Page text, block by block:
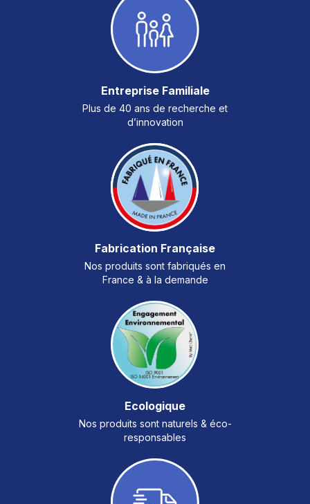
Entreprise Familiale
Plus de 40 ans de recherche et
d’innovation
Fabrication Française
Nos produits sont fabriqués en
France & à la demande
Ecologique
Nos produits sont naturels & éco-
responsables